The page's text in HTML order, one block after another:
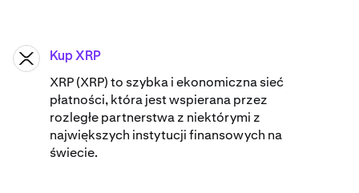
XRP Kup XRP
XRP (XRP) to szybka i ekonomiczna sieć
płatności, która jest wspierana przez
rozległe partnerstwa z niektórymi z
największych instytucji finansowych na
świecie.